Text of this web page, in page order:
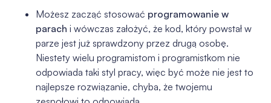
Możesz zacząć stosować programowanie w
parach i wówczas założyć, że kod, który powstał w
parze jest już sprawdzony przez drugą osobę.
Niestety wielu programistom i programistkom nie
odpowiada taki styl pracy, więc być może nie jest to
najlepsze rozwiązanie, chyba, że twojemu